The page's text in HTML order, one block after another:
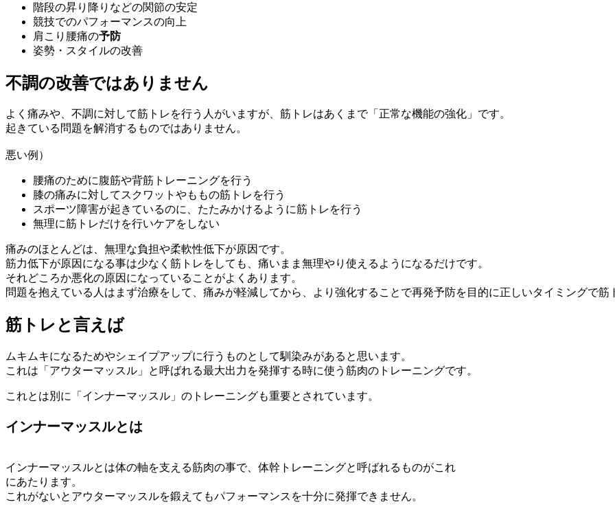
階段の昇り降りなどの関節の安定
競技でのパフォーマンスの向上
肩こり腰痛の予防
姿勢・スタイルの改善
不調の改善ではありません
よく痛みや、不調に対して筋トレを行う人がいますが、筋トレはあくまで「正常な機能の強化」です。
起きている問題を解消するものではありません。
悪い例）
腰痛のために腹筋や背筋トレーニングを行う
膝の痛みに対してスクワットやももの筋トレを行う
スポーツ障害が起きているのに、たたみかけるように筋トレを行う
無理に筋トレだけを行いケアをしない
痛みのほとんどは、無理な負担や柔軟性低下が原因です。
筋力低下が原因になる事は少なく筋トレをしても、痛いまま無理やり使えるようになるだけです。
それどころか悪化の原因になっていることがよくあります。
問題を抱えている人はまず治療をして、痛みが軽減してから、より強化することで再発予防を目的に正しいタイミングで筋
筋トレと言えば
ムキムキになるためやシェイプアップに行うものとして馴染みがあると思います。
これは「アウターマッスル」と呼ばれる最大出力を発揮する時に使う筋肉のトレーニングです。
これとは別に「インナーマッスル」のトレーニングも重要とされています。
インナーマッスルとは
インナーマッスルとは体の軸を支える筋肉の事で、体幹トレーニングと呼ばれるものがこれ
にあたります。
これがないとアウターマッスルを鍛えてもパフォーマンスを十分に発揮できません。